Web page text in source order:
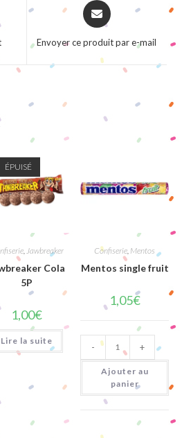
Opens
in
new
window
Envoyer ce produit par e-mail
ÉPUISÉ
, Jawbreaker
Cola
5P
1,00€
Lire la suite
Confiserie Mentos
Mentos single fruit
1,05€
quantité
de
Mentos
single
fruit
- +
Ajouter au
panier